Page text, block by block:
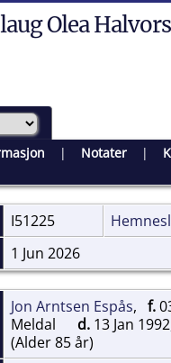
Olea
| Notater|
I51225
1 Jun 2026
Jon Arntsen Espås, f.
Meldal
d. 13 Jan
(Alder 85 år)